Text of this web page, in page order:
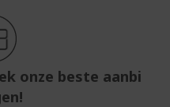
onze beste aanbi